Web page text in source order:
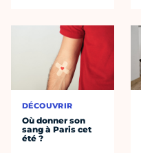
DÉCOUVRIR
Où donner son
sang à Paris cet
été ?